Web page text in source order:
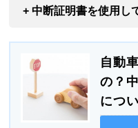
+ 中断証明書を使用し
自動
の？
につ